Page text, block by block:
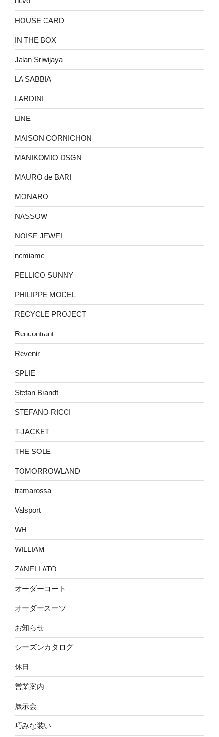
HOUSE CARD
IN THE BOX
Jalan Sriwijaya
LA SABBIA
LARDINI
LINE
MAISON CORNICHON
MANIKOMIO DSGN
MAURO de BARI
MONARO
NASSOW
NOISE JEWEL
nomiamo
PELLICO SUNNY
PHILIPPE MODEL
RECYCLE PROJECT
Rencontrant
Revenir
SPLIE
Stefan Brandt
STEFANO RICCI
T-JACKET
THE SOLE
TOMORROWLAND
tramarossa
Valsport
WH
WILLIAM
ZANELLATO
オーダーコート
オーダースーツ
お知らせ
シーズンカタログ
休日
営業案内
展示会
巧みな装い